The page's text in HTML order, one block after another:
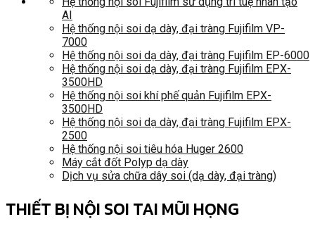
AI
Hệ thống nội soi dạ dày, đại tràng Fujifilm VP-
7000
Hệ thống nội soi dạ dày, đại tràng Fujifilm EP-6000
Hệ thống nội soi dạ dày, đại tràng Fujifilm EPX-
3500HD
Hệ thống nội soi khí phế quản Fujifilm EPX-
3500HD
Hệ thống nội soi dạ dày, đại tràng Fujifilm EPX-
2500
Hệ thống nội soi tiêu hóa Huger 2600
Máy cắt đốt Polyp dạ dày
Dịch vụ sửa chữa dây soi (dạ dày, đại tràng)
THIẾT BỊ NỘI SOI TAI MŨI HỌNG